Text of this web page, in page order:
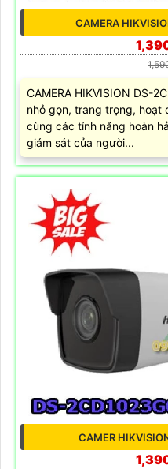
CAMERA
CAMERA HIKVISION DS-
nhỏ gọn, trang trọng, hoạt
cùng các tính năng hoàn
giám sát của người...
CAMER